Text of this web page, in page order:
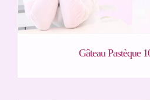
Gâteau Pastèque